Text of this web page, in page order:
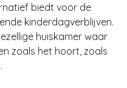
biedt voor de
kinderdagverblijven.
huiskamer waar
zoals het hoort, zoals